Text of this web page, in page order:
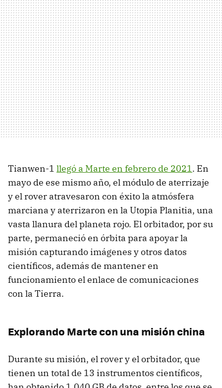
Tianwen-1 llegó a Marte en febrero de 2021. En
mayo de ese mismo año, el módulo de aterrizaje
y el rover atravesaron con éxito la atmósfera
marciana y aterrizaron en la Utopia Planitia, una
vasta llanura del planeta rojo. El orbitador, por su
parte, permaneció en órbita para apoyar la
misión capturando imágenes y otros datos
científicos, además de mantener en
funcionamiento el enlace de comunicaciones
con la Tierra.
Explorando Marte con una misión china
Durante su misión, el rover y el orbitador, que
tienen un total de 13 instrumentos científicos,